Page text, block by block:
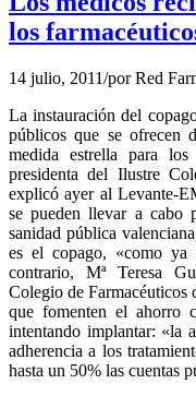
los
14 julio, 2011/porRed
La instauración del
públicos que se ofrecen
medida estrella para los
presidenta del Ilustre
explicó ayer al Levante-
se pueden llevar a cabo
sanidad pública
es el copago, «como ya
contrario, Mª Teresa
Colegio de Farmacéuticos
que fomenten el ahorro
intentando implantar: «la
adherencia a los
hasta un 50% las cuentas